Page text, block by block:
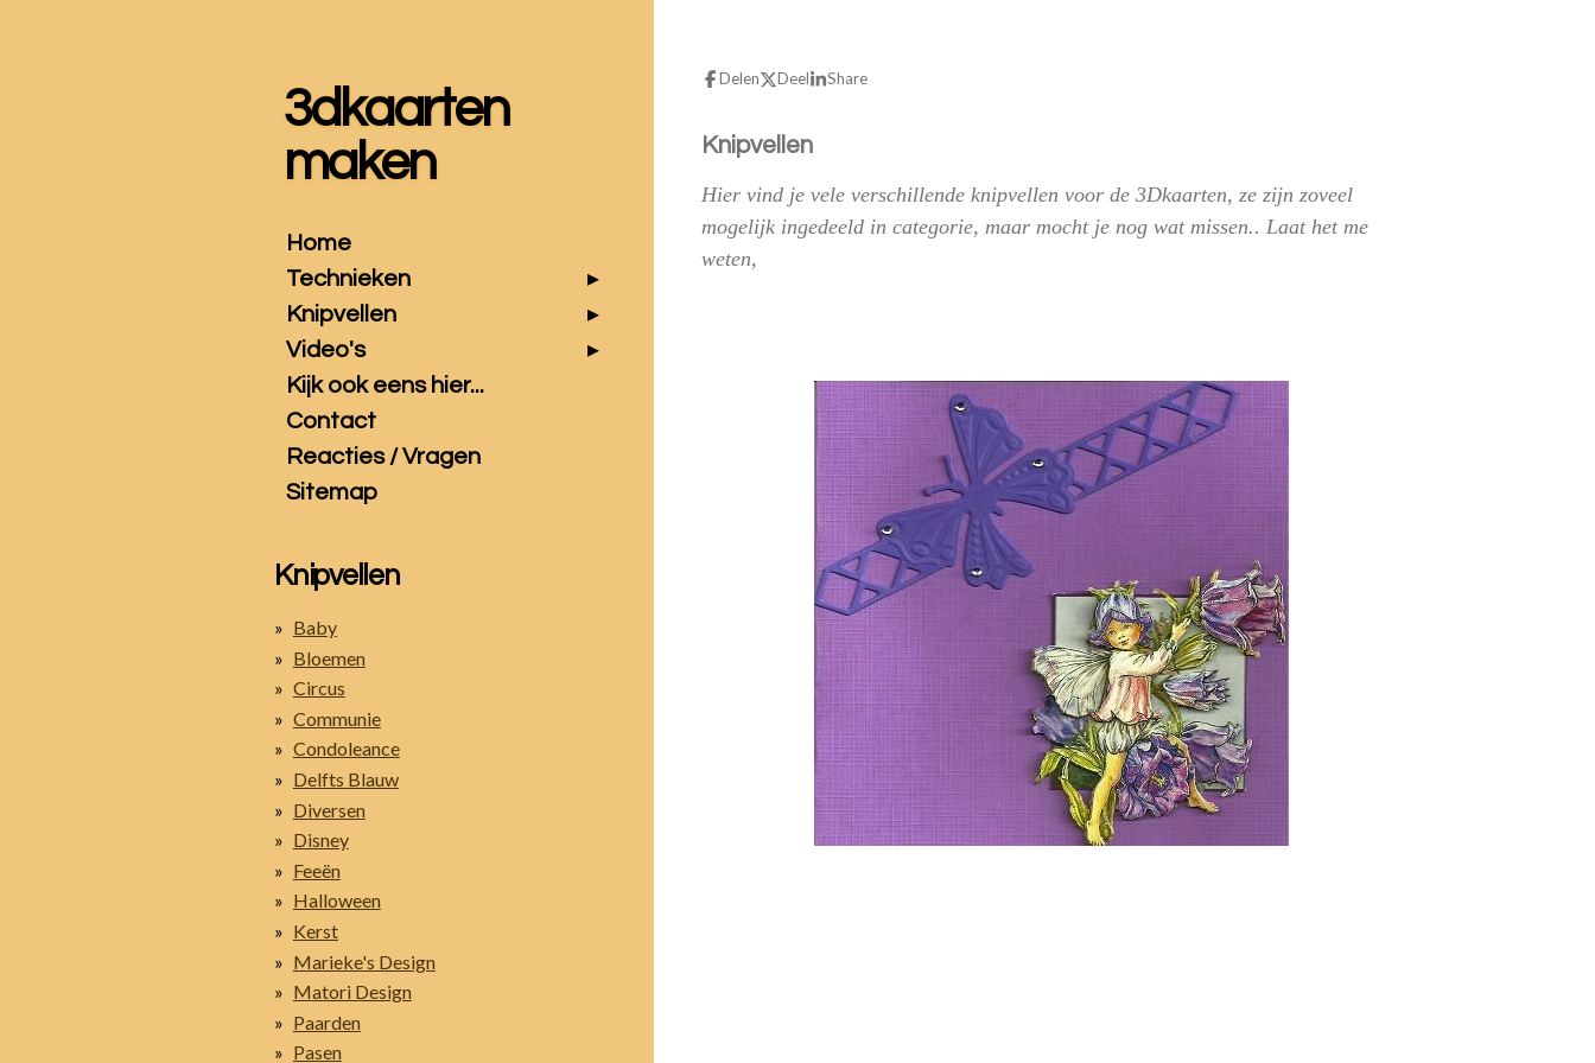
Delen Deel Share
Knipvellen
Hier vind je vele verschillende knipvellen voor de 3Dkaarten, ze zijn zoveel
mogelijk ingedeeld in categorie, maar mocht je nog wat missen.. Laat het me
weten,
3dkaarten
maken
Home
Technieken
Knipvellen
Video's
Kijk ook eens hier...
Contact
Reacties / Vragen
Sitemap
Knipvellen
Baby
Bloemen
Circus
Communie
Condoleance
Delfts Blauw
Diversen
Disney
Feeën
Halloween
Kerst
Marieke's Design
Matori Design
Paarden
Pasen